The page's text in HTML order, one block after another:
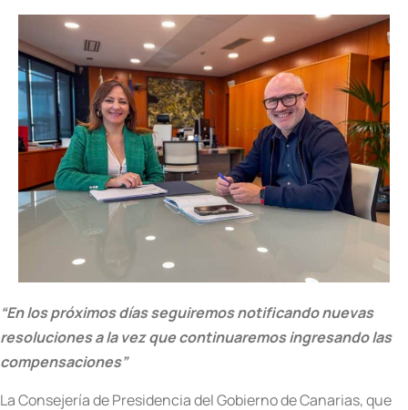
“En los próximos días seguiremos notificando nuevas
resoluciones a la vez que continuaremos ingresando las
compensaciones”
La Consejería de Presidencia del Gobierno de Canarias, que